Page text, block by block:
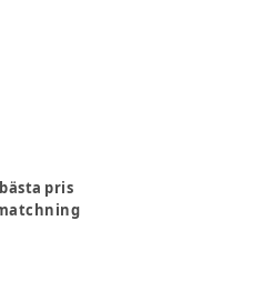
pris